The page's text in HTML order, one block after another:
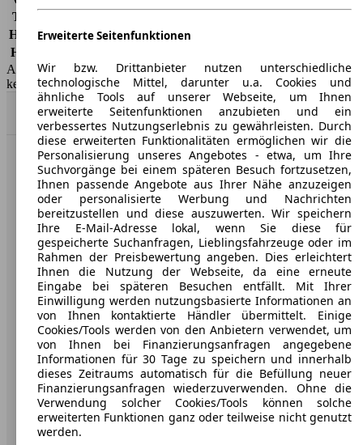
Teilkasko
Haftpflicht -
HSN/TSN
AutoScout24 GmbH übernimmt für die Richtigkeit der Angaben
keine Gewähr.
Nach Oben
AutoScout24: Europaweit der größte Online-Automarkt.
Unternehmen
Über AutoScout24
Presse
Karriere
Werbung
AGB
Datenschutz
Impressum
Erklärung zur Barrierefreiheit
Erweiterte Seitenfunktionen
Wir bzw. Drittanbieter nutzen unterschiedliche
technologische Mittel, darunter u.a. Cookies und
ähnliche Tools auf unserer Webseite, um Ihnen
erweiterte Seitenfunktionen anzubieten und ein
verbessertes Nutzungserlebnis zu gewährleisten. Durch
diese erweiterten Funktionalitäten ermöglichen wir die
Personalisierung unseres Angebotes - etwa, um Ihre
Suchvorgänge bei einem späteren Besuch fortzusetzen,
Ihnen passende Angebote aus Ihrer Nähe anzuzeigen
oder personalisierte Werbung und Nachrichten
bereitzustellen und diese auszuwerten. Wir speichern
Ihre E-Mail-Adresse lokal, wenn Sie diese für
gespeicherte Suchanfragen, Lieblingsfahrzeuge oder im
Rahmen der Preisbewertung angeben. Dies erleichtert
Ihnen die Nutzung der Webseite, da eine erneute
Eingabe bei späteren Besuchen entfällt. Mit Ihrer
Einwilligung werden nutzungsbasierte Informationen an
von Ihnen kontaktierte Händler übermittelt. Einige
Cookies/Tools werden von den Anbietern verwendet, um
von Ihnen bei Finanzierungsanfragen angegebene
Informationen für 30 Tage zu speichern und innerhalb
dieses Zeitraums automatisch für die Befüllung neuer
Finanzierungsanfragen wiederzuverwenden. Ohne die
Verwendung solcher Cookies/Tools können solche
erweiterten Funktionen ganz oder teilweise nicht genutzt
werden.